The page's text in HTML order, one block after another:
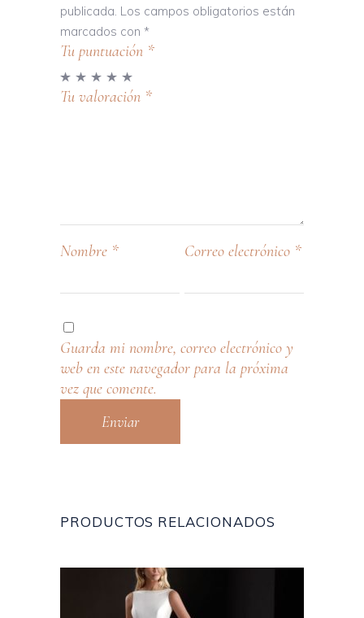
publicada. Los campos obligatorios están
marcados con *
Tu puntuación *
Tu valoración *
Nombre * Correo electrónico *
Guarda mi nombre, correo electrónico y
web en este navegador para la próxima
vez que comente.
PRODUCTOS RELACIONADOS